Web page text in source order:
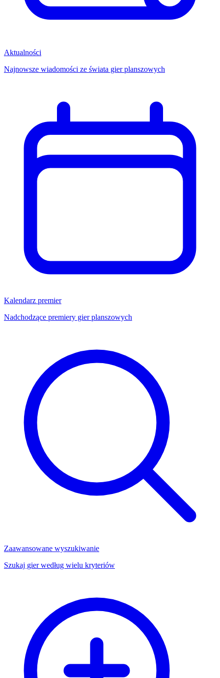
Aktualności
Najnowsze wiadomości ze świata gier planszowych
Kalendarz premier
Nadchodzące premiery gier planszowych
Zaawansowane wyszukiwanie
Szukaj gier według wielu kryteriów